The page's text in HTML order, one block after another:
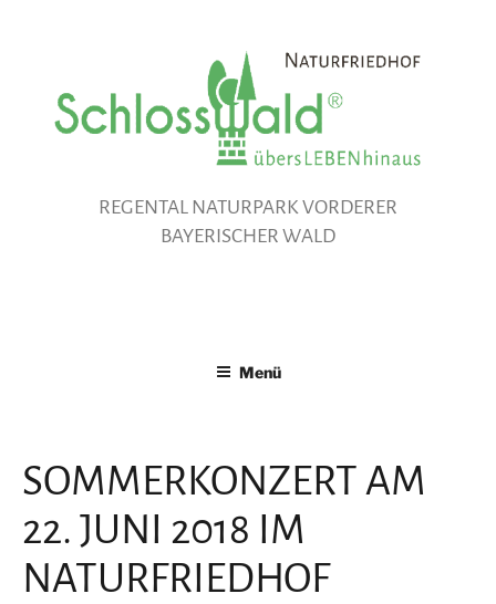
REGENTAL NATURPARK VORDERER
BAYERISCHER WALD
Menü
SOMMERKONZERT AM
22. JUNI 2018 IM
NATURFRIEDHOF